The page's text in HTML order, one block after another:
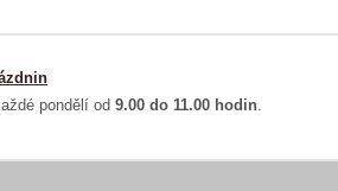
pondělí od 9.00 do 11.00 hodin